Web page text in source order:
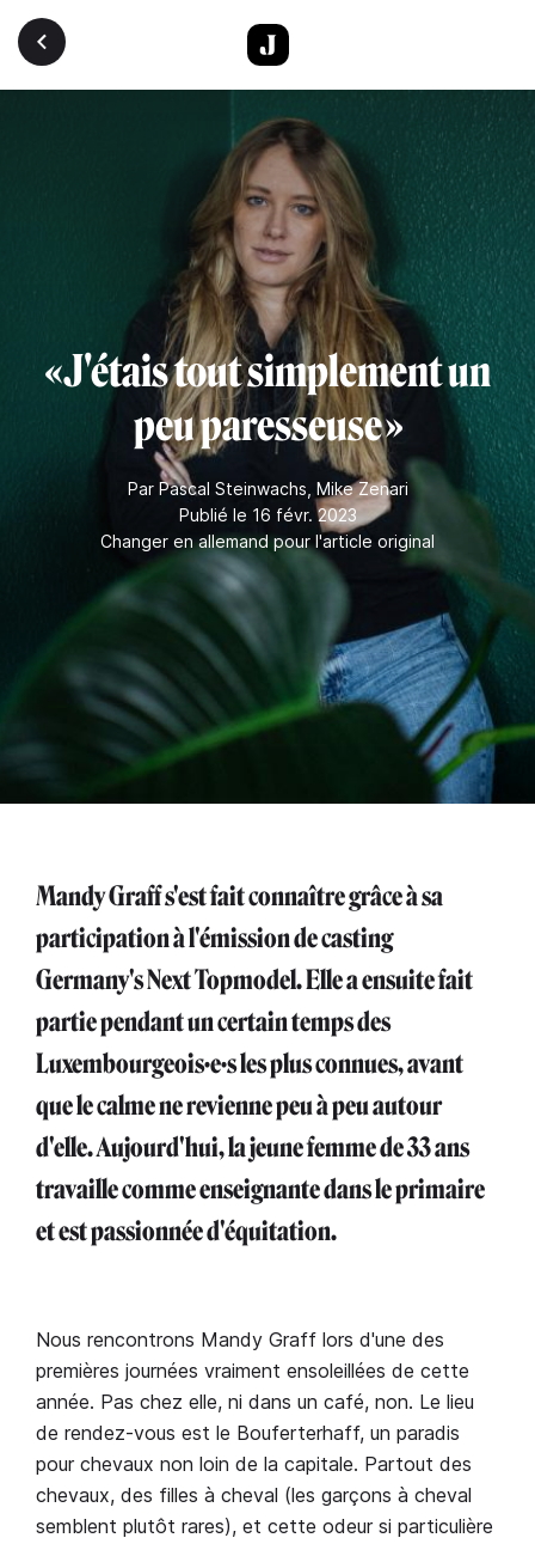
Aller au contenu principal
« J'étais tout simplement un
peu paresseuse »
Par Pascal Steinwachs Mike Zenari
Publié le 16 févr. 2023
Changer en allemand pour l'article original
Mandy Graff s'est fait connaître grâce à sa
participation à l'émission de casting
Germany's Next Topmodel. Elle a ensuite fait
partie pendant un certain temps des
Luxembourgeois·e·s les plus connues, avant
que le calme ne revienne peu à peu autour
d'elle. Aujourd'hui, la jeune femme de 33 ans
travaille comme enseignante dans le primaire
et est passionnée d'équitation.
Nous rencontrons Mandy Graff lors d'une des
premières journées vraiment ensoleillées de cette
année. Pas chez elle, ni dans un café, non. Le lieu
de rendez-vous est le Bouferterhaff, un paradis
pour chevaux non loin de la capitale. Partout des
chevaux, des filles à cheval (les garçons à cheval
semblent plutôt rares), et cette odeur si particulière